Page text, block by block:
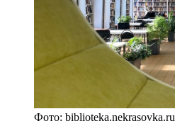
Фото: biblioteka.nekrasovka.ru